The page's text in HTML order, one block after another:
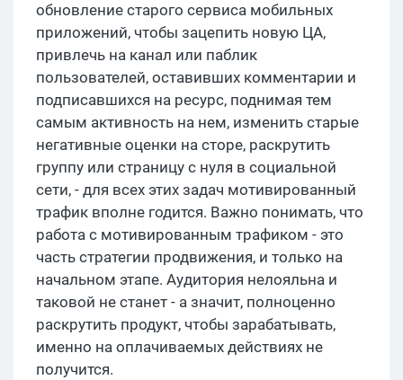
обновление старого сервиса мобильных
приложений, чтобы зацепить новую ЦА,
привлечь на канал или паблик
пользователей, оставивших комментарии и
подписавшихся на ресурс, поднимая тем
самым активность на нем, изменить старые
негативные оценки на сторе, раскрутить
группу или страницу с нуля в социальной
сети, - для всех этих задач мотивированный
трафик вполне годится. Важно понимать, что
работа с мотивированным трафиком - это
часть стратегии продвижения, и только на
начальном этапе. Аудитория нелояльна и
таковой не станет - а значит, полноценно
раскрутить продукт, чтобы зарабатывать,
именно на оплачиваемых действиях не
получится.